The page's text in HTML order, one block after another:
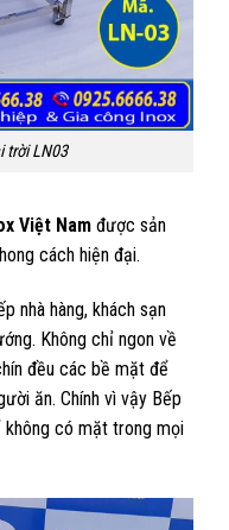
trời LN03
Việt Nam được sản
cách hiện đại.
nhà hàng, khách sạn
Không chỉ ngon về
đều các bề mặt để
ăn. Chính vì vậy Bếp
không có mặt trong mọi